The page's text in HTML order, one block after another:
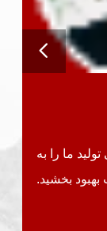
ما را به
بخشید.